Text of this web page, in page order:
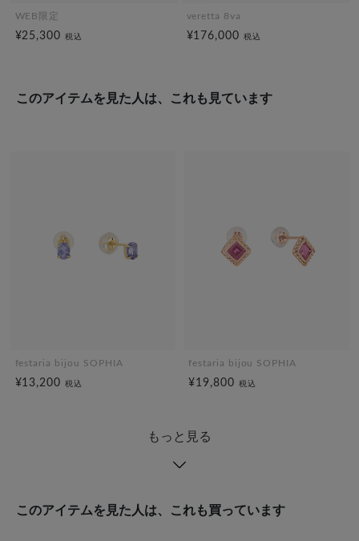
WEB限定
¥25,300税込
veretta 8va
¥176,000税込
このアイテムを見た人は、これも見ています
festaria bijou SOPHIA
¥13,200税込
festaria bijou SOPHIA
¥19,800 税込
もっと見る
このアイテムを見た人は、これも買っています